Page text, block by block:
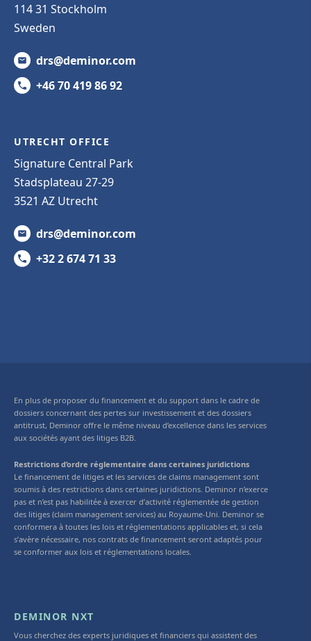
114 31 Stockholm
Sweden
drs@deminor.com
+46 70 419 86 92
UTRECHT OFFICE
Signature Central Park
Stadsplateau 27-29
3521 AZ Utrecht
drs@deminor.com
+32 2 674 71 33
En plus de proposer du financement et du support dans le cadre de
dossiers concernant des pertes sur investissement et des dossiers
antitrust, Deminor offre le même niveau d’excellence dans les services
aux sociétés ayant des litiges B2B.
Restrictions d’ordre réglementaire dans certaines juridictions
Le financement de litiges et les services de claims management sont
soumis à des restrictions dans certaines juridictions. Deminor n’exerce
pas et n’est pas habilitée à exercer d’activité réglementée de gestion
des litiges (claim management services) au Royaume-Uni. Deminor se
conformera à toutes les lois et réglementations applicables et, si cela
s’avère nécessaire, nos contrats de financement seront adaptés pour
se conformer aux lois et réglementations locales.
DEMINOR NXT
Vous cherchez des experts juridiques et financiers qui assistent des